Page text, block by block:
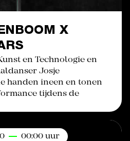
X
en Technologie en
Josje
handen ineen en tonen
tijdens de
00:00 uur